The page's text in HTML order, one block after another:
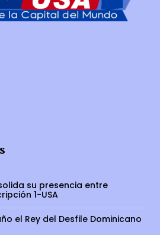
su presencia entre
1-USA
el Rey del Desfile Dominicano